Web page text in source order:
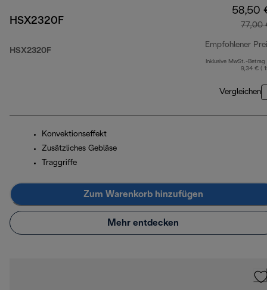
HSX2320F
HSX2320F
58,50
77,00
Empfohlener
Inklusive MwSt.-Betrag
9,34 € (
Vergleichen
Konvektionseffekt
Zusätzliches Gebläse
Traggriffe
Zum Warenkorb hinzufügen
Mehr entdecken